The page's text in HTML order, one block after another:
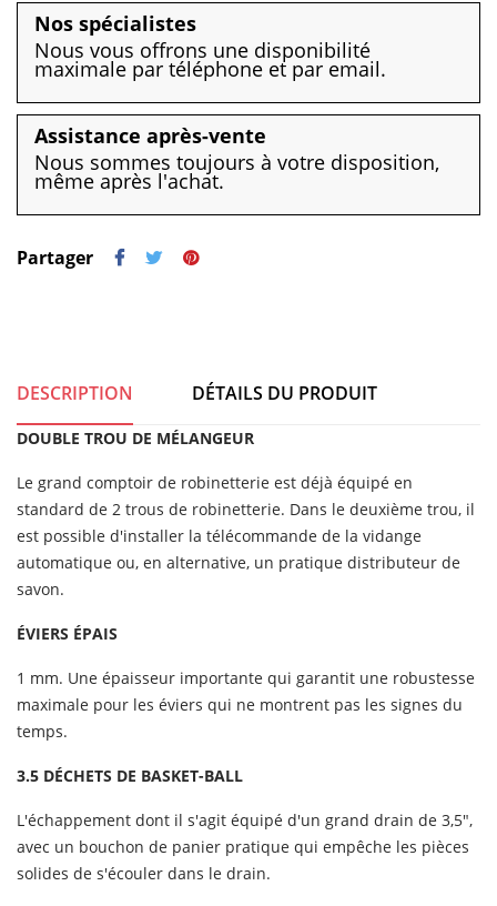
Nos spécialistes
Nous vous offrons une disponibilité
maximale par téléphone et par email.
Assistance après-vente
Nous sommes toujours à votre disposition,
même après l'achat.
Partager
DESCRIPTION DÉTAILS DU PRODUIT
DOUBLE TROU DE MÉLANGEUR
Le grand comptoir de robinetterie est déjà équipé en
standard de 2 trous de robinetterie. Dans le deuxième trou, il
est possible d'installer la télécommande de la vidange
automatique ou, en alternative, un pratique distributeur de
savon.
ÉVIERS ÉPAIS
1 mm. Une épaisseur importante qui garantit une robustesse
maximale pour les éviers qui ne montrent pas les signes du
temps.
3.5 DÉCHETS DE BASKET-BALL
L'échappement dont il s'agit équipé d'un grand drain de 3,5",
avec un bouchon de panier pratique qui empêche les pièces
solides de s'écouler dans le drain.